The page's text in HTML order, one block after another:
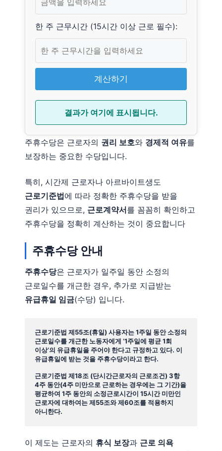
한 주 근무시간 (15시간 이상 근로 필수):
계산하기
결과가 여기에 표시됩니다.
주휴수당은 근로자의 권리 보호와 경제적 여유를
보장하는 중요한 수당입니다.
특히, 시간제 근로자나 아르바이트생도
근로기준법에 따라 정확한 주휴수당을 받을
권리가 있으므로, 근로계약서를 꼼꼼히 확인하고
주휴수당을 정확히 계산하는 것이 중요합니다​
주휴수당 안내
주휴수당은 근로자가 일주일 동안 소정의
근로일수를 개근한 경우, 추가로 지급받는
유급휴일 임금(수당) 입니다.
근로기준법 제55조(휴일) 사용자는 1주일 동안 소정의
근로일수를 개근한 노동자에게 ‘1주일에 평균 1회
이상’의 유급휴일을 주어야 한다고 규정하고 있다. 이
유급휴일에 받는 것을 주휴수당이라고 한다.
근로기준법 제18조 (단시간근로자의 근로조건) 3항
4주 동안(4주 미만으로 근로하는 경우에는 그 기간)을
평균하여 1주 동안의 소정근로시간이 15시간 미만인
근로자에 대하여는 제55조와 제60조를 적용하지
아니한다.
이 제도는 근로자의 휴식 보장과 근로 의욕